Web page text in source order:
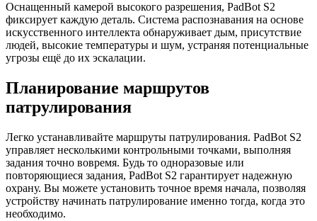
Оснащенный камерой высокого разрешения, PadBot S2
фиксирует каждую деталь. Система распознавания на основе
искусственного интеллекта обнаруживает дым, присутствие
людей, высокие температуры и шум, устраняя потенциальные
угрозы ещё до их эскалации.
Планирование маршрутов
патрулирования
Легко устанавливайте маршруты патрулирования. PadBot S2
управляет несколькими контрольными точками, выполняя
задания точно вовремя. Будь то одноразовые или
повторяющиеся задания, PadBot S2 гарантирует надежную
охрану. Вы можете установить точное время начала, позволяя
устройству начинать патрулирование именно тогда, когда это
необходимо.